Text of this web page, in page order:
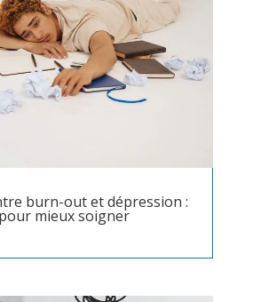
burn-out et dépression :
mieux soigner